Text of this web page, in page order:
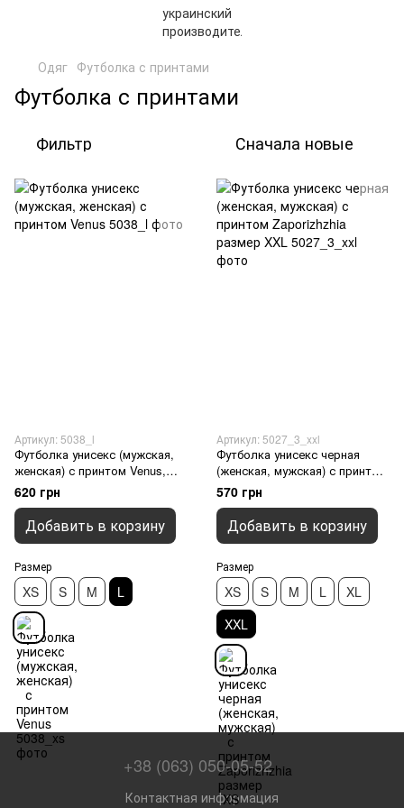
Одяг Футболка с принтами
Футболка с принтами
Фильтр Сначала новые
Артикул: 5038_l
Футболка унисекс (мужская,
женская) с принтом Venus,
Темно-синий, L
620 грн
Добавить в корзину
Размер
XS S M L
Артикул: 5027_3_xxl
Футболка унисекс черная
(женская, мужская) с принтом
Zaporizhzhia размер XXL
570 грн
Добавить в корзину
Размер
XS S M L
XL
XXL
+38 (063) 050-05-52
Контактная информация